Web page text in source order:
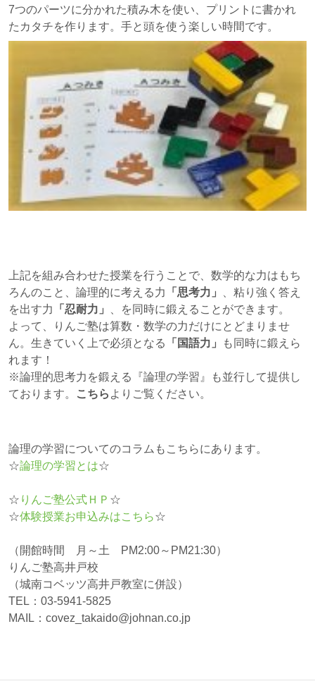
7つのパーツに分かれた積み木を使い、プリントに書かれ
たカタチを作ります。手と頭を使う楽しい時間です。
上記を組み合わせた授業を行うことで、数学的な力はもち
ろんのこと、論理的に考える力
「思考力」
、粘り強く答え
を出す力
「忍耐力」
、を同時に鍛えることができます。
よって、りんご塾は算数・数学の力だけにとどまりませ
ん。生きていく上で必須となる
「国語力」
も同時に鍛えら
れます！
※論理的思考力を鍛える『論理の学習』も並行して提供し
ております。
こちら よりご覧ください。
論理の学習についてのコラムもこちらにあります。
☆論理の学習とは☆
☆ りんご塾公式ＨＰ ☆
☆体験授業お申込みはこちら☆
（開館時間 月～土 PM2:00～PM21:30）
りんご塾高井戸校
（城南コベッツ高井戸教室に併設）
TEL：03-5941-5825
MAIL：covez_takaido@johnan.co.jp